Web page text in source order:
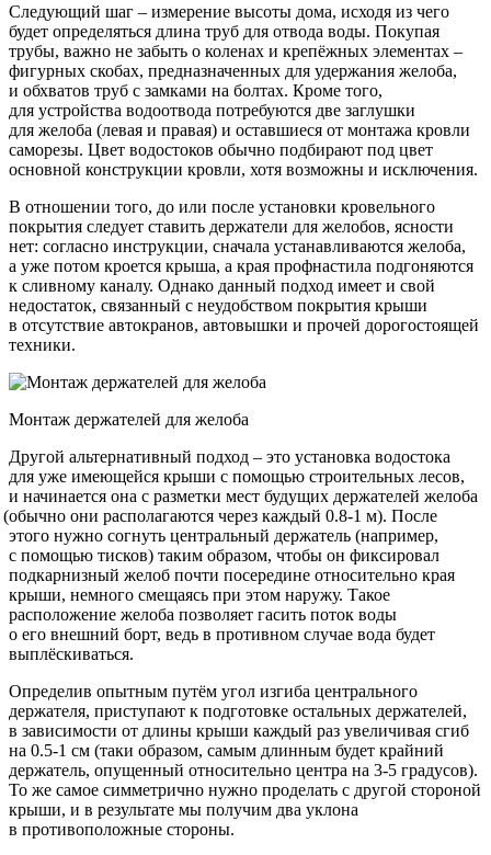
Следующий шаг – измерение высоты дома, исходя из чего
будет определяться длина труб для отвода воды. Покупая
трубы, важно не забыть о коленах и крепёжных элементах –
фигурных скобах, предназначенных для удержания желоба,
и обхватов труб с замками на болтах. Кроме того,
для устройства водоотвода потребуются две заглушки
для желоба (левая и правая) и оставшиеся от монтажа кровли
саморезы. Цвет водостоков обычно подбирают под цвет
основной конструкции кровли, хотя возможны и исключения.
В отношении того, до или после установки кровельного
покрытия следует ставить держатели для желобов, ясности
нет: согласно инструкции, сначала устанавливаются желоба,
а уже потом кроется крыша, а края профнастила подгоняются
к сливному каналу. Однако данный подход имеет и свой
недостаток, связанный с неудобством покрытия крыши
в отсутствие автокранов, автовышки и прочей дорогостоящей
техники.
Монтаж держателей для желоба
Другой альтернативный подход – это установка водостока
для уже имеющейся крыши с помощью строительных лесов,
и начинается она с разметки мест будущих держателей желоба
(обычно они располагаются через каждый 0.8-1 м). После
этого нужно согнуть центральный держатель (например,
с помощью тисков) таким образом, чтобы он фиксировал
подкарнизный желоб почти посередине относительно края
крыши, немного смещаясь при этом наружу. Такое
расположение желоба позволяет гасить поток воды
о его внешний борт, ведь в противном случае вода будет
выплёскиваться.
Определив опытным путём угол изгиба центрального
держателя, приступают к подготовке остальных держателей,
в зависимости от длины крыши каждый раз увеличивая сгиб
на 0.5-1 см (таки образом, самым длинным будет крайний
держатель, опущенный относительно центра на 3-5 градусов).
То же самое симметрично нужно проделать с другой стороной
крыши, и в результате мы получим два уклона
в противоположные стороны.